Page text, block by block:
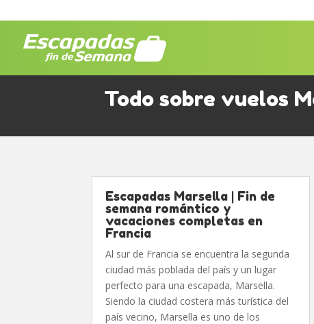
Todo sobre vuelos
Escapadas Marsella | Fin de
semana romántico y
vacaciones completas en
Francia
Al sur de Francia se encuentra la segunda
ciudad más poblada del país y un lugar
perfecto para una escapada, Marsella.
Siendo la ciudad costera más turística del
país vecino, Marsella es uno de los